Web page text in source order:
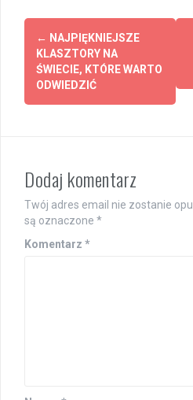
Post
navigation
← NAJPIĘKNIEJSZE
KLASZTORY NA
ŚWIECIE, KTÓRE WARTO
ODWIEDZIĆ
Dodaj komentarz
Twój adres email nie zostanie
są oznaczone *
Komentarz *